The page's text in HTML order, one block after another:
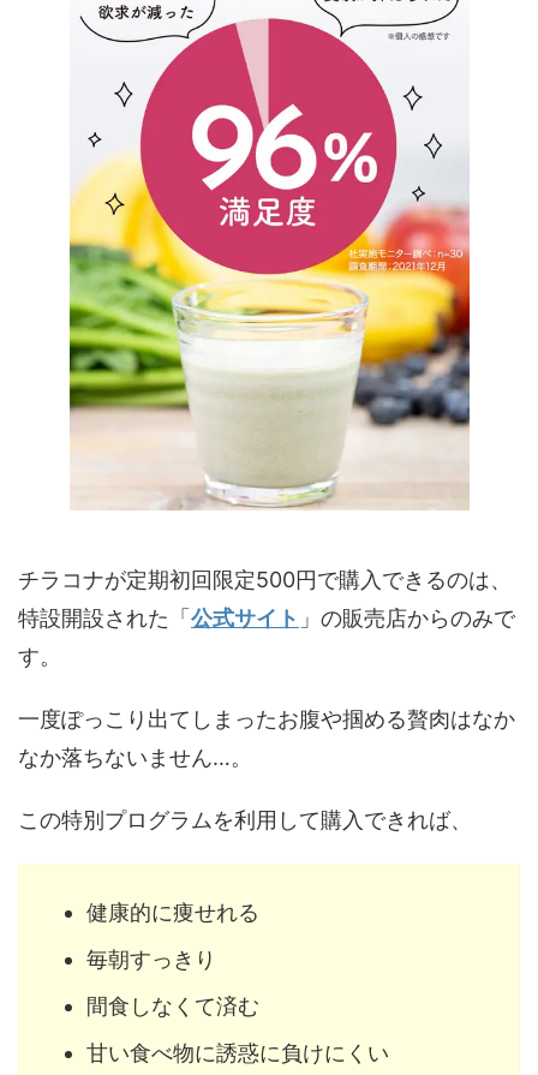
チラコナが定期初回限定500円で購入できるのは、
特設開設された「 公式サイト 」の販売店からのみで
す。
一度ぽっこり出てしまったお腹や掴める贅肉はなか
なか落ちないません…。
この特別プログラムを利用して購入できれば、
健康的に痩せれる
毎朝すっきり
間食しなくて済む
甘い食べ物に誘惑に負けにくい